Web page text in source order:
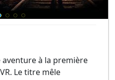
à la première
Le titre mêle